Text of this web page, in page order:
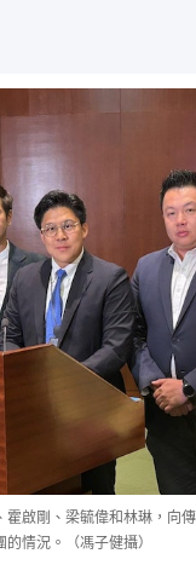
霍啟剛、梁毓偉和林琳，向
情況。（馮子健攝）